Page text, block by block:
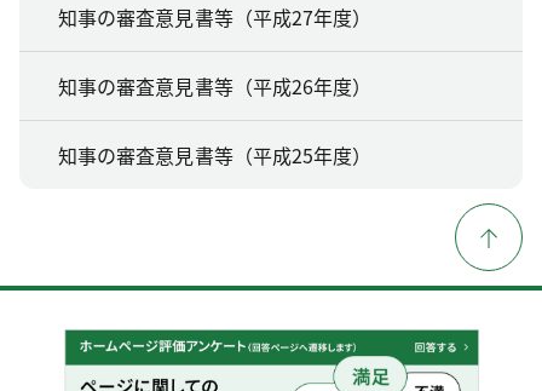
知事の審査意見書等（平成27年度）
知事の審査意見書等（平成26年度）
知事の審査意見書等（平成25年度）